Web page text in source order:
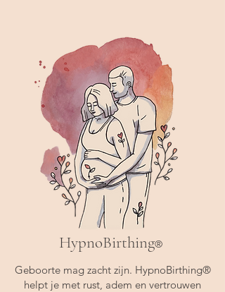
HypnoBirthing®
Geboorte mag zacht zijn. HypnoBirthing®
helpt je met rust, adem en vertrouwen